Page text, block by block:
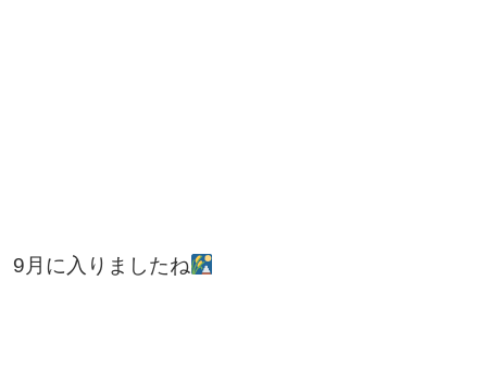
9月に入りましたね